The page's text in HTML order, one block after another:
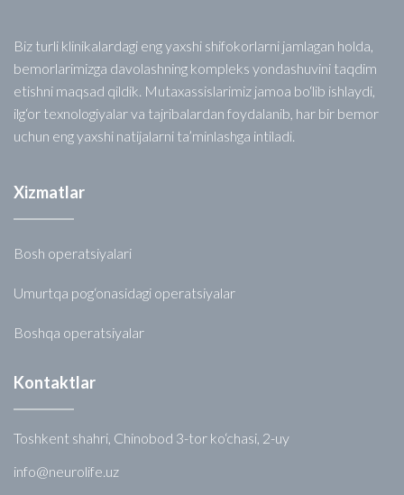
Biz turli klinikalardagi eng yaxshi shifokorlarni jamlagan holda,
bemorlarimizga davolashning kompleks yondashuvini taqdim
etishni maqsad qildik. Mutaxassislarimiz jamoa bo‘lib ishlaydi,
ilg‘or texnologiyalar va tajribalardan foydalanib, har bir bemor
uchun eng yaxshi natijalarni ta’minlashga intiladi.
Xizmatlar
Bosh operatsiyalari
Umurtqa pog‘onasidagi operatsiyalar
Boshqa operatsiyalar
Kontaktlar
Toshkent shahri, Chinobod 3-tor ko‘chasi, 2-uy
info@neurolife.uz